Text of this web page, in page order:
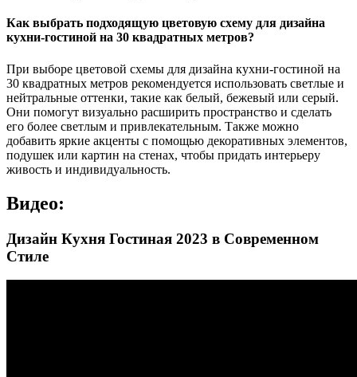
Как выбрать подходящую цветовую схему для дизайна
кухни-гостиной на 30 квадратных метров?
При выборе цветовой схемы для дизайна кухни-гостиной на
30 квадратных метров рекомендуется использовать светлые и
нейтральные оттенки, такие как белый, бежевый или серый.
Они помогут визуально расширить пространство и сделать
его более светлым и привлекательным. Также можно
добавить яркие акценты с помощью декоративных элементов,
подушек или картин на стенах, чтобы придать интерьеру
живость и индивидуальность.
Видео:
Дизайн Кухня Гостиная 2023 в Современном
Стиле